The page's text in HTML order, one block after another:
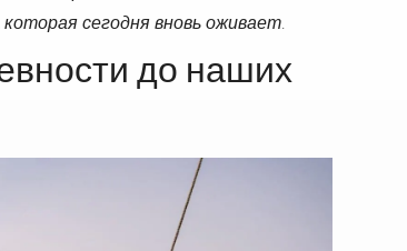
сегодня вновь оживает.
до наших